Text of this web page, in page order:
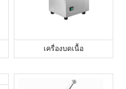
เครื่องบดเนื้อ